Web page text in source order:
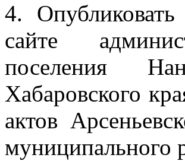
4.
сайте
поселения
Хабаровского
актов
муниципального